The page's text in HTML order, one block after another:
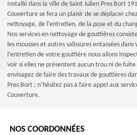
Installé dans la ville de Saint Julien Pres Bort
Couverture se fera un plaisir de se déplacer
nettoyage, de l’entretien, de la pose et du
Nos services en nettoyage de gouttières
les mousses et autres salissures entassées
l’entretien de votre gouttière nous allons
voir si elles ne présentent aucun trou ni de fuite
envisagez de faire des travaux de gouttières
Pres Bort ; n’hésitez pas à faire appel aux
Couverture.
NOS COORDONNÉES